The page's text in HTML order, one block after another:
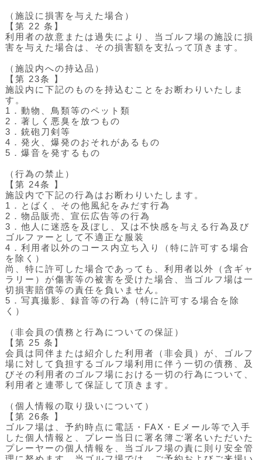
（施設に損害を与えた場合）
【第 22 条】
利用者の故意または過失により、当ゴルフ場の施設に損
害を与えた場合は、その損害額を支払って頂きます。
（施設内への持込品）
【第 23条 】
施設内に下記のものを持込むことをお断わりいたしま
す。
1． 動物、鳥類等のペット類
2． 著しく悪臭を放つもの
3． 銃砲刀剣等
4． 発火、爆発のおそれがあるもの
5． 爆音を発するもの
（行為の禁止）
【第 24条 】
施設内で下記の行為はお断わりいたします。
1．とばく、その他風紀をみだす行為
2．物品販売、宣伝広告等の行為
3．他人に迷惑を及ぼし、又は不快感を与える行為及び
ゴルファーとして不適正な服装
4．利用者以外のコース内立ち入り（特に許可する場合
を除く）
尚、特に許可した場合であっても、利用者以外（含ギャ
ラリー）が傷害等の被害を受けた場合、当ゴルフ場は一
切損害賠償等の責任を負いません。
5．写真撮影、録音等の行為（特に許可する場合を除
く）
（非会員の債務と行為についての保証）
【第 25 条】
会員は同伴または紹介した利用者（非会員）が、ゴルフ
場に対して負担するゴルフ場利用に伴う一切の債務、及
びその利用者のゴルフ場における一切の行為について、
利用者と連帯して保証して頂きます。
（個人情報の取り扱いについて）
【第 26条 】
ゴルフ場は、予約時点に電話・FAX・Eメール等で入手
した個人情報と、プレー当日に署名簿ご署名いただいた
プレーヤーの個人情報を、当ゴルフ場の責に則り安全管